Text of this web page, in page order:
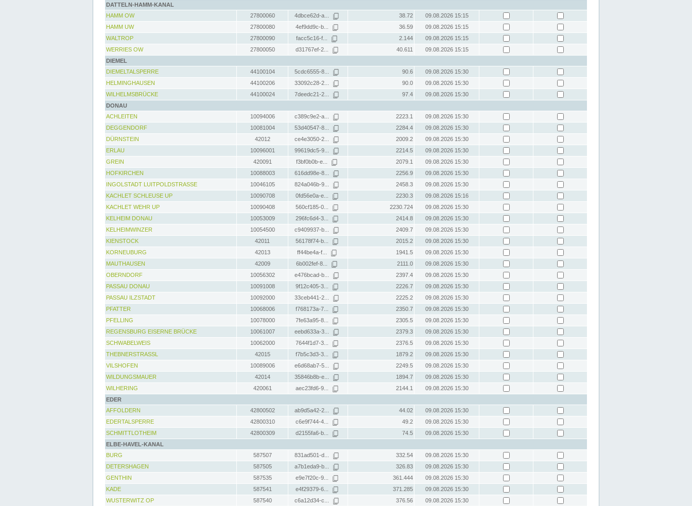
DATTELN-HAMM-KANAL
HAMM OW
27800060 4dbce62d-a... 38.72
09.08.2026 15:15
HAMM UW
27800080 4ef9dd9c-b... 36.59
09.08.2026 15:15
WALTROP
27800090 facc5c16-f... 2.144
09.08.2026 15:15
WERRIES OW
27800050 d31767ef-2... 40.611
09.08.2026 15:15
DIEMEL
DIEMELTALSPERRE
44100104 5cdc6555-8... 90.6
09.08.2026 15:30
HELMINGHAUSEN
44100206 33092c28-2... 90.0
09.08.2026 15:30
WILHELMSBRÜCKE
44100024 7deedc21-2... 97.4
09.08.2026 15:30
DONAU
ACHLEITEN
10094006 c389c9e2-a... 2223.1
09.08.2026 15:30
DEGGENDORF
10081004 53d40547-8... 2284.4
09.08.2026 15:30
DÜRNSTEIN
42012 ce4e3050-2... 2009.2
09.08.2026 15:30
ERLAU
10096001 99619dc5-9... 2214.5
09.08.2026 15:30
GREIN
420091 f3bf0b0b-e... 2079.1
09.08.2026 15:30
HOFKIRCHEN
10088003 616dd98e-8... 2256.9
09.08.2026 15:30
INGOLSTADT LUITPOLDSTRASSE
10046105 824a046b-9... 2458.3
09.08.2026 15:30
KACHLET SCHLEUSE UP
10090708 0fd56e0a-e... 2230.3
09.08.2026 15:16
KACHLET WEHR UP
10090408 560cf185-0... 2230.724
09.08.2026 15:30
KELHEIM DONAU
10053009 296fc6d4-3... 2414.8
09.08.2026 15:30
KELHEIMWINZER
10054500 c9409937-b... 2409.7
09.08.2026 15:30
KIENSTOCK
42011 56178f74-b... 2015.2
09.08.2026 15:30
KORNEUBURG
42013 ff44be4a-f... 1941.5
09.08.2026 15:30
MAUTHAUSEN
42009 6b002fef-8... 2111.0
09.08.2026 15:30
OBERNDORF
10056302 e476bcad-b... 2397.4
09.08.2026 15:30
PASSAU DONAU
10091008 9f12c405-3... 2226.7
09.08.2026 15:30
PASSAU ILZSTADT
10092000 33ceb441-2... 2225.2
09.08.2026 15:30
PFATTER
10068006 f768173a-7... 2350.7
09.08.2026 15:30
PFELLING
10078000 7fe63a95-8... 2305.5
09.08.2026 15:30
REGENSBURG EISERNE BRÜCKE
10061007 eebd633a-3... 2379.3
09.08.2026 15:30
SCHWABELWEIS
10062000 7644f1d7-3... 2376.5
09.08.2026 15:30
THEBNERSTRASSL
42015 f7b5c3d3-3... 1879.2
09.08.2026 15:30
VILSHOFEN
10089006 e6d68ab7-5... 2249.5
09.08.2026 15:30
WILDUNGSMAUER
42014 35846b8b-e... 1894.7
09.08.2026 15:30
WILHERING
420061 aec23fd6-9... 2144.1
09.08.2026 15:30
EDER
AFFOLDERN
42800502 ab9d5a42-2... 44.02
09.08.2026 15:30
EDERTALSPERRE
42800310 c6e9f744-4... 49.2
09.08.2026 15:30
SCHMITTLOTHEIM
42800309 d2155fa6-b... 74.5
09.08.2026 15:30
ELBE-HAVEL-KANAL
BURG
587507 831ad501-d... 332.54
09.08.2026 15:30
DETERSHAGEN
587505 a7b1eda9-b... 326.83
09.08.2026 15:30
GENTHIN
587535 e9e7f20c-9... 361.444
09.08.2026 15:30
KADE
587541 e4f29379-6... 371.285
09.08.2026 15:30
WUSTERWITZ OP
587540 c6a12d34-c... 376.56
09.08.2026 15:30